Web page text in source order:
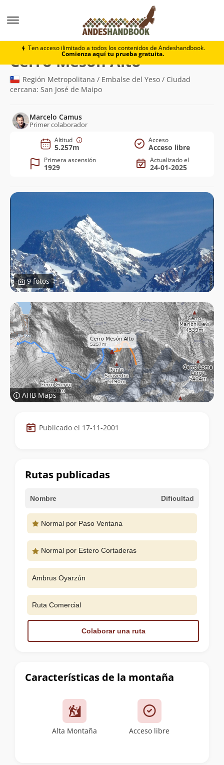
Ten acceso ilimitado a todos los contenidos de Andeshandbook.
Comienza aquí tu prueba gratuita.
Cerro Mesón Alto
Cerro Mesón Alto(5.257m)
Región Metropolitana / Embalse del Yeso / Ciudad
cercana: San José de Maipo
Marcelo Camus
Primer colaborador
Altitud
5.257m
Acceso
Acceso libre
Primera ascensión
1929
Actualizado el
24-01-2025
9 fotos
AHB Maps
Datos
de
cumbre
Publicado el 17-11-2001
Características de la montaña
Alta Montaña Acceso libre
Rutas publicadas
Nombre Dificultad
Normal por Paso Ventana
Normal por Estero Cortaderas
Ambrus Oyarzún
Ruta Comercial
Colaborar una ruta